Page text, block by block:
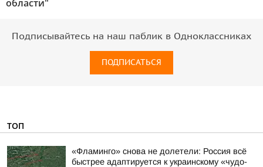
области"
Подписывайтесь на наш паблик в Одноклассниках
ПОДПИСАТЬСЯ
ТОП
«Фламинго» снова не долетели: Россия всё
быстрее адаптируется к украинскому «чудо-